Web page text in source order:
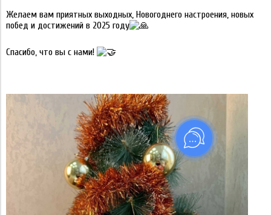
Желаем вам приятных выходных, Новогоднего настроения, новых
побед и достижений в 2025 году
Спасибо, что вы с нами!